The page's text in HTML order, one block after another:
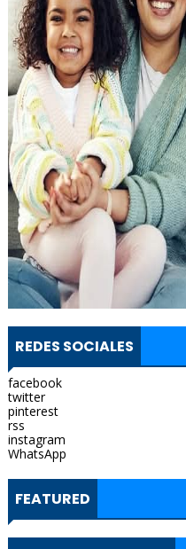
REDES SOCIALES
facebook
twitter
pinterest
rss
instagram
WhatsApp
FEATURED